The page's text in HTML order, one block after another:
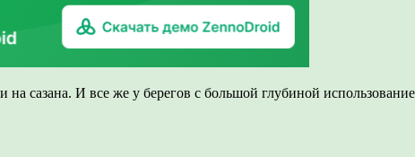
сазана. И все же у берегов с большой глубиной